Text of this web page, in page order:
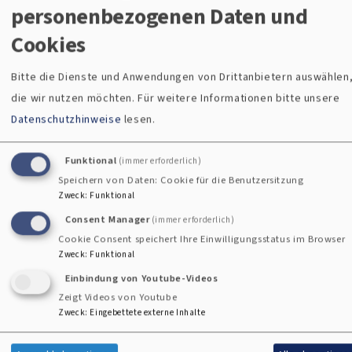
privat
Tel. 0176/ 821 844 23
personenbezogenen Daten und
Cookies
Bitte die Dienste und Anwendungen von Drittanbietern
die wir nutzen möchten.Für weitere Informationen bitte unsere
Datenschutzhinweise lesen.
Funktional (immer erforderlich)
Speichern von Daten: Cookie für die Benutzersitzung
Zweck: Funktional
Consent Manager (immer erforderlich)
Cookie Consent speichert Ihre Einwilligungsstatus im Browser
Zweck: Funktional
Einbindung von Youtube-Videos
Zeigt Videos von Youtube
Zweck: Eingebettete externe Inhalte